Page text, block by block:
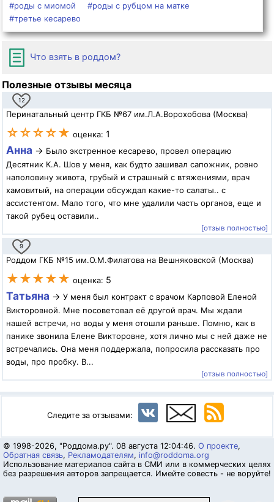
#роды с миомой
#роды с рубцом на матке
#третье кесарево
Что взять в роддом?
Полезные отзывы месяца
12
Перинатальный центр ГКБ №67 им.Л.А.Ворохобова (Москва)
☆☆☆☆★ оценка: 1
Анна → Было экстренное кесарево, провел операцию
Десятник К.А. Шов у меня, как будто зашивал сапожник, ровно
наполовину живота, грубый и страшный с втяжениями, врач
хамовитый, на операции обсуждал какие-то салаты.. с
ассистентом. Мало того, что мне удалили часть органов, еще и
такой рубец оставили..
[отзыв полностью]
9
Роддом ГКБ №15 им.О.М.Филатова на Вешняковской (Москва)
★★★★★ оценка: 5
Татьяна → У меня был контракт с врачом Карповой Еленой
Викторовной. Мне посоветовал её другой врач. Мы ждали
нашей встречи, но воды у меня отошли раньше. Помню, как в
панике звонила Елене Викторовне, хотя лично мы с ней даже не
встречались. Она меня поддержала, попросила рассказать про
воды, про пробку. В...
[отзыв полностью]
Следите за отзывами:
© 1998-2026, "Роддома.ру". 08 августа 12:04:46. О проекте,
Обратная связь, Рекламодателям, info@roddoma.org
Использование материалов сайта в СМИ или в коммерческих целях
без разрешения авторов запрещается. Имейте совесть - не воруйте!